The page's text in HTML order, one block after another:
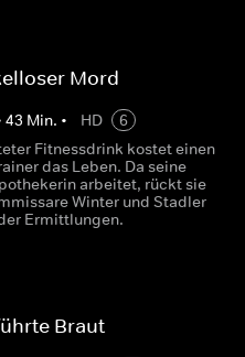
Mord
43 Min. • HD
6
Fitnessdrink kostet einen
das Leben. Da seine
arbeitet, rückt sie
Winter und Stadler
Ermittlungen.
Braut